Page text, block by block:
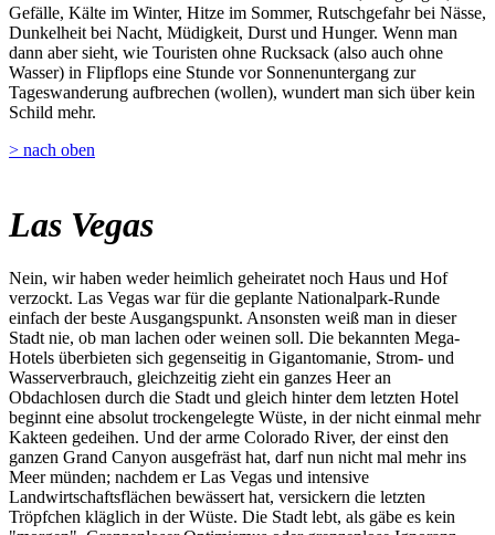
Gefälle, Kälte im Winter, Hitze im Sommer, Rutschgefahr bei Nässe,
Dunkelheit bei Nacht, Müdigkeit, Durst und Hunger. Wenn man
dann aber sieht, wie Touristen ohne Rucksack (also auch ohne
Wasser) in Flipflops eine Stunde vor Sonnenuntergang zur
Tageswanderung aufbrechen (wollen), wundert man sich über kein
Schild mehr.
> nach oben
Las Vegas
Nein, wir haben weder heimlich geheiratet noch Haus und Hof
verzockt. Las Vegas war für die geplante Nationalpark-Runde
einfach der beste Ausgangspunkt. Ansonsten weiß man in dieser
Stadt nie, ob man lachen oder weinen soll. Die bekannten Mega-
Hotels überbieten sich gegenseitig in Gigantomanie, Strom- und
Wasserverbrauch, gleichzeitig zieht ein ganzes Heer an
Obdachlosen durch die Stadt und gleich hinter dem letzten Hotel
beginnt eine absolut trockengelegte Wüste, in der nicht einmal mehr
Kakteen gedeihen. Und der arme Colorado River, der einst den
ganzen Grand Canyon ausgefräst hat, darf nun nicht mal mehr ins
Meer münden; nachdem er Las Vegas und intensive
Landwirtschaftsflächen bewässert hat, versickern die letzten
Tröpfchen kläglich in der Wüste. Die Stadt lebt, als gäbe es kein